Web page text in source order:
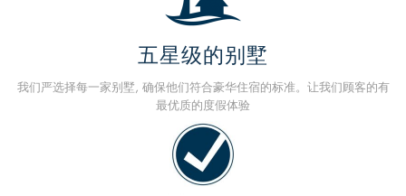
五星级的别墅
我们严选择每一家别墅, 确保他们符合豪华住宿的标准。让我们顾客的有
最优质的度假体验